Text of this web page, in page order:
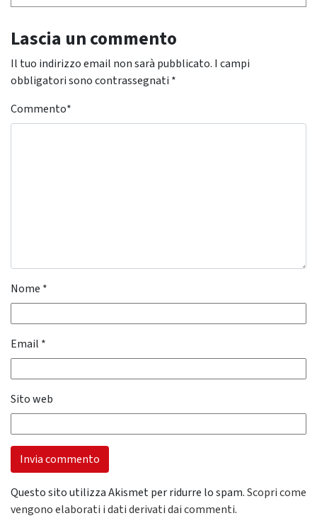
Lascia un commento
Il tuo indirizzo email non sarà pubblicato. I campi
obbligatori sono contrassegnati *
Commento*
Nome *
Email *
Sito web
Questo sito utilizza Akismet per ridurre lo spam.Scopri come
vengono elaborati i dati derivati dai commenti.